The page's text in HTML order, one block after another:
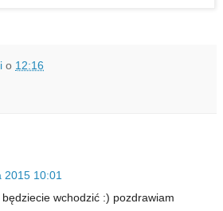
o 12:16
2015 10:01
wchodzić :) pozdrawiam